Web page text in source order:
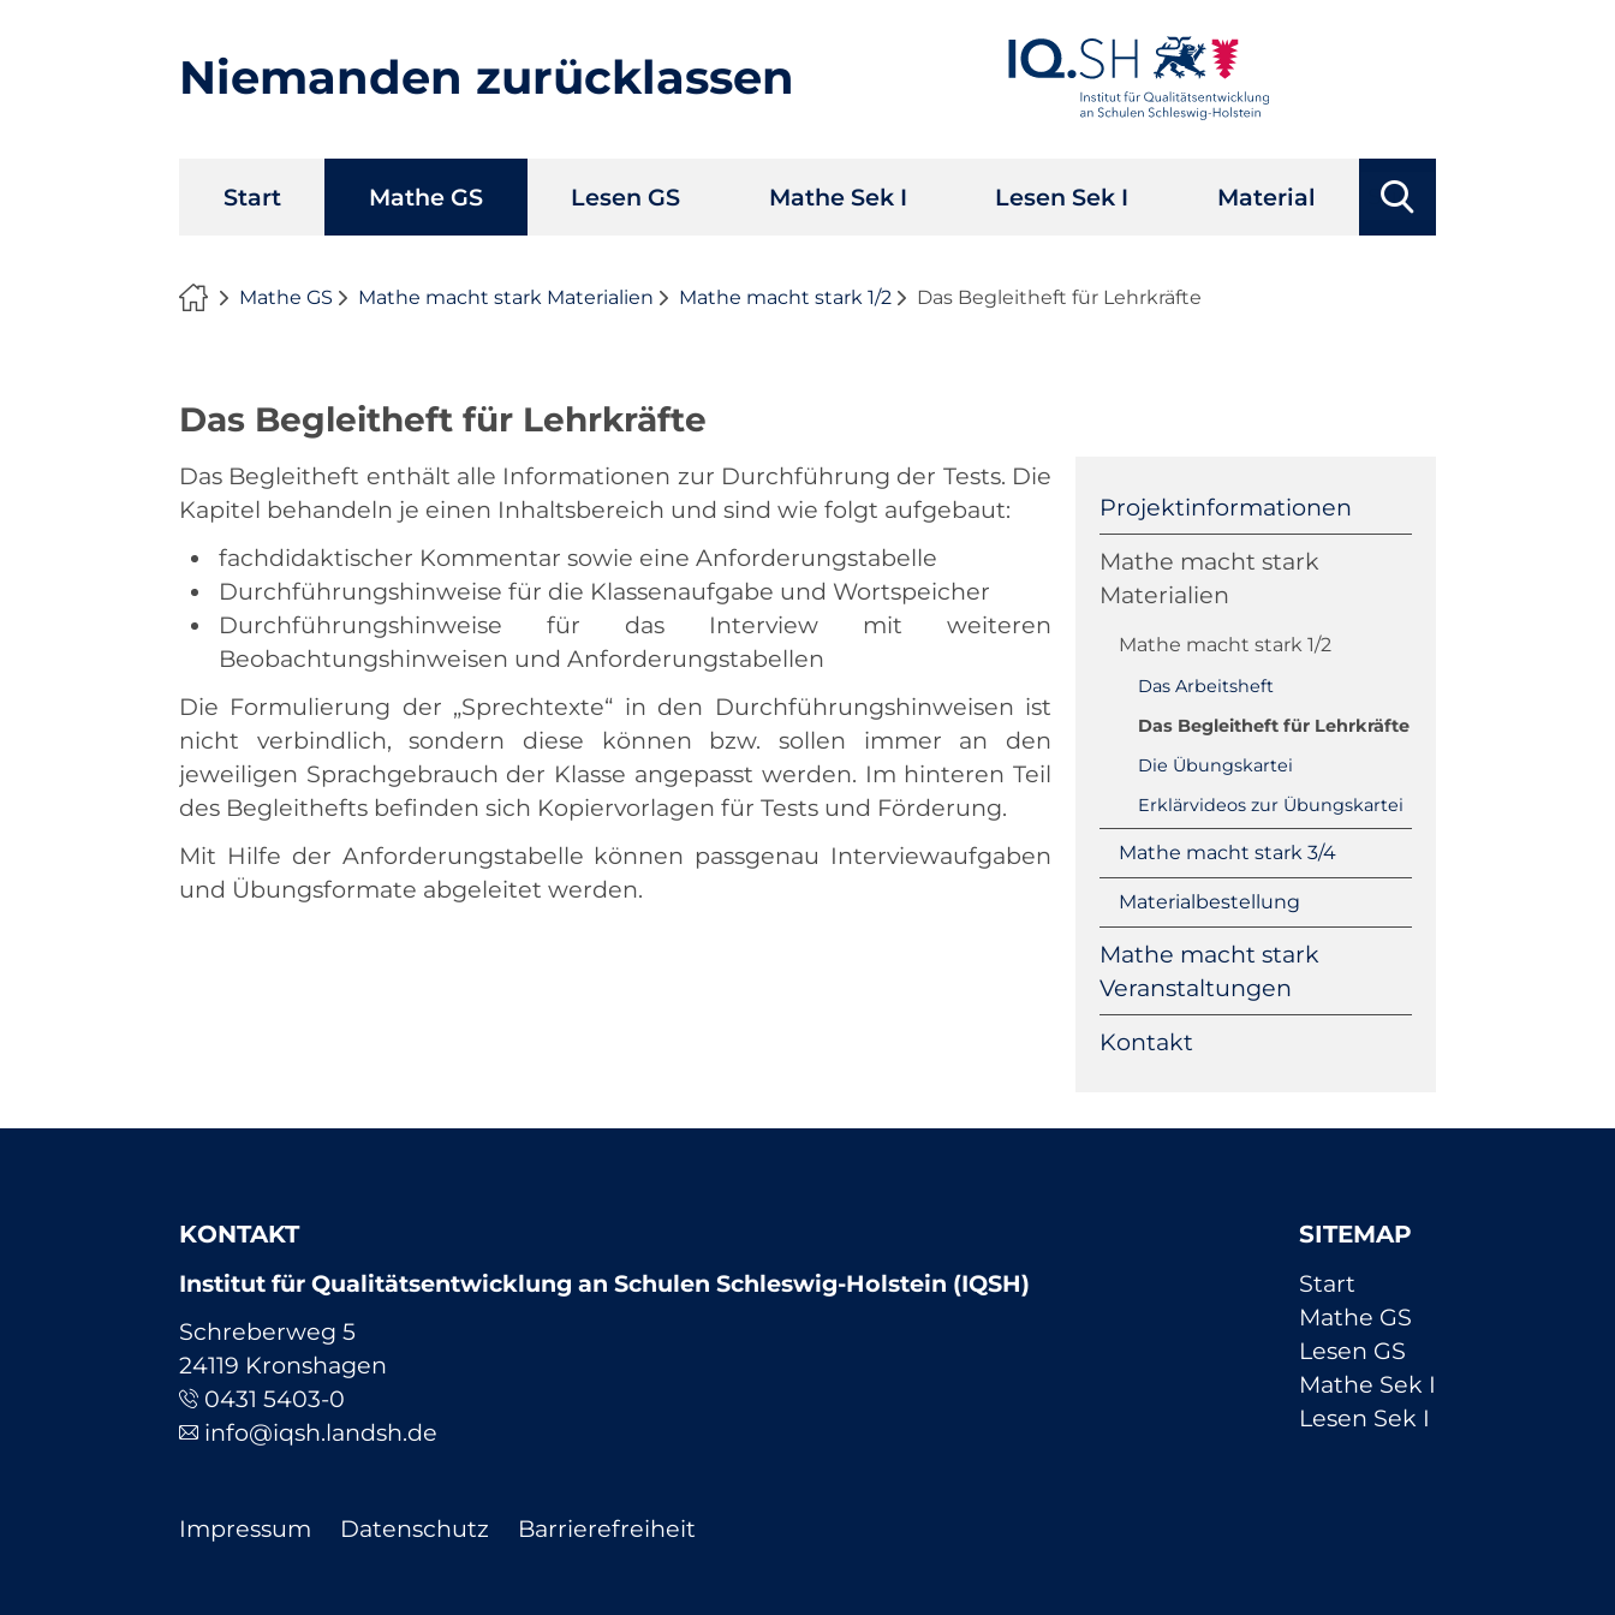
Niemanden zurücklassen
überspringen
Start Mathe GS Lesen GS Mathe Sek I Lesen Sek I Material Suchbegriffe
Mathe GS Mathe macht stark Materialien Mathe macht stark 1/2 Das Begleitheft für Lehrkräfte
Das Begleitheft für Lehrkräfte
Das Begleitheft enthält alle Informationen zur Durchführung der Tests. Die
Kapitel behandeln je einen Inhaltsbereich und sind wie folgt aufgebaut:
fachdidaktischer Kommentar sowie eine Anforderungstabelle
Durchführungshinweise für die Klassenaufgabe und Wortspeicher
Durchführungshinweise für das Interview mit weiteren
Beobachtungshinweisen und Anforderungstabellen
Die Formulierung der „Sprechtexte“ in den Durchführungshinweisen ist
nicht verbindlich, sondern diese können bzw. sollen immer an den
jeweiligen Sprachgebrauch der Klasse angepasst werden. Im hinteren Teil
des Begleithefts befinden sich Kopiervorlagen für Tests und Förderung.
Mit Hilfe der Anforderungstabelle können passgenau Interviewaufgaben
und Übungsformate abgeleitet werden.
überspringen
Projektinformationen
Mathe macht stark
Materialien
Mathe macht stark 1/2
Das Arbeitsheft
Das Begleitheft für Lehrkräfte
Die Übungskartei
Erklärvideos zur Übungskartei
Mathe macht stark 3/4
Materialbestellung
Mathe macht stark
Veranstaltungen
Kontakt
KONTAKT
Institut für Qualitätsentwicklung an Schulen Schleswig-Holstein (IQSH)
Schreberweg 5
24119 Kronshagen
0431 5403-0
info@iqsh.landsh.de
SITEMAP
Navigation
überspringen
Start
Mathe GS
Lesen GS
Mathe Sek I
Lesen Sek I
Navigation
Impressum Datenschutz Barrierefreiheit